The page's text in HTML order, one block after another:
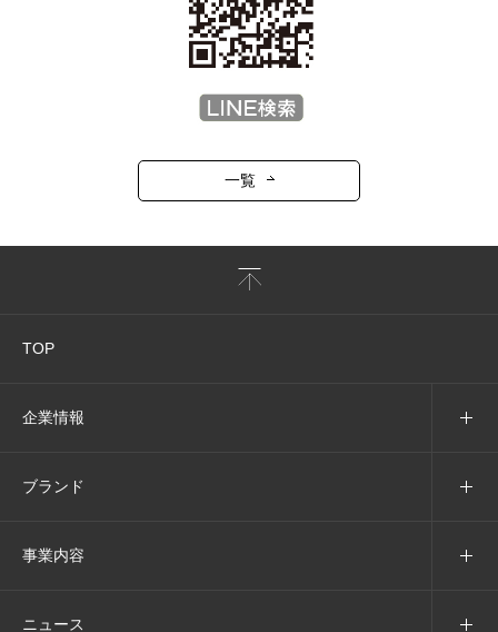
一覧
TOP
企業情報
ブランド
事業内容
ニュース